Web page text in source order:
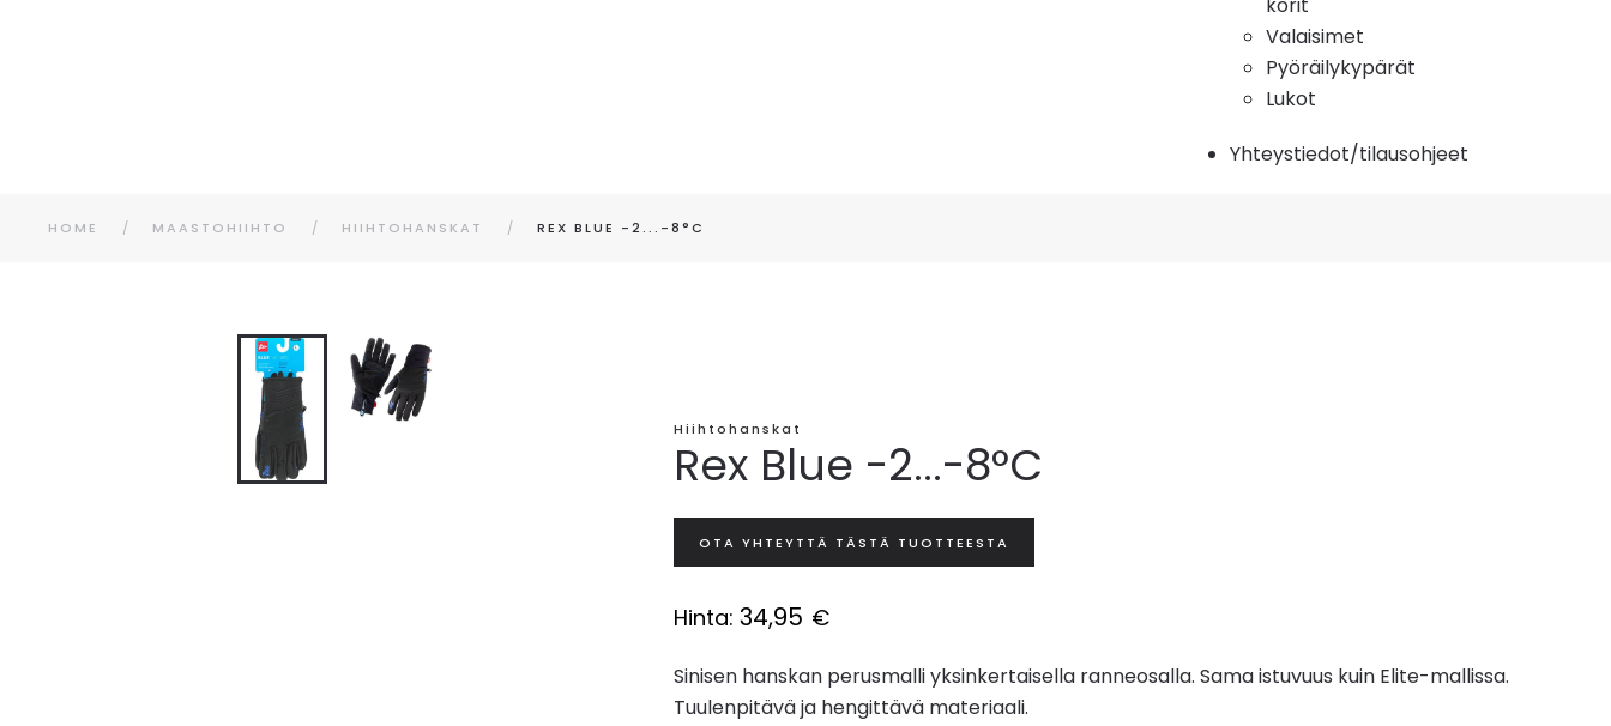
Valaisimet
Pyöräilykypärät
Lukot
Yhteystiedot/tilausohjeet
HOME MAASTOHIIHTO HIIHTOHANSKAT REX BLUE -2...-8°C
Hiihtohanskat
Rex Blue -2...-8°C
OTA YHTEYTTÄ TÄSTÄ TUOTTEESTA
Hinta: 34,95 €
Sinisen hanskan perusmalli yksinkertaisella ranneosalla. Sama istuvuus kuin Elite-mallissa.
Tuulenpitävä ja hengittävä materiaali.